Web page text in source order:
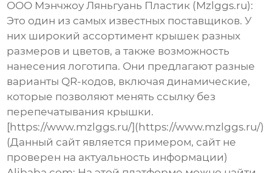
ООО Мэнчжоу Ляньгуань Пластик (Mzlggs.ru):
Это один из самых известных поставщиков. У
них широкий ассортимент крышек разных
размеров и цветов, а также возможность
нанесения логотипа. Они предлагают разные
варианты QR-кодов, включая динамические,
которые позволяют менять ссылку без
перепечатывания крышки.
[https://www.mzlggs.ru/](https://www.mzlggs.ru/)
(Данный сайт является примером, сайт не
проверен на актуальность информации)